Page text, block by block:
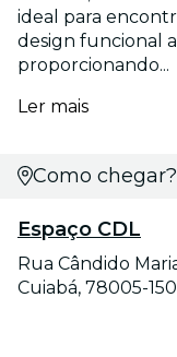
ideal para
design funcional
proporcionando...
Ler mais
Como chegar?
Espaço CDL
Rua Cândido
Cuiabá, 78005-150